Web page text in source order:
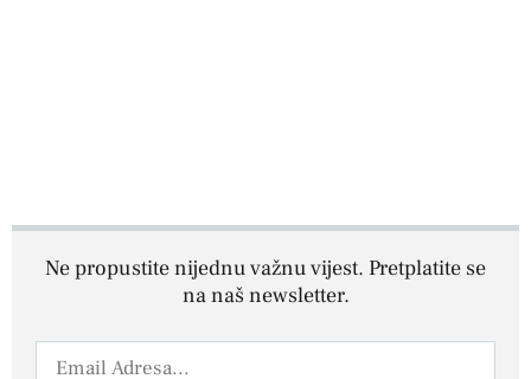
Ne propustite nijednu važnu vijest. Pretplatite se
na naš newsletter.